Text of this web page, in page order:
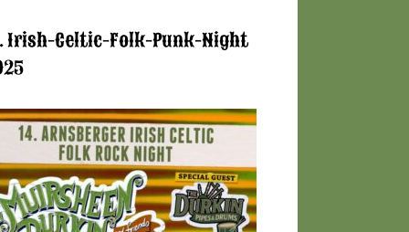
Irish-Celtic-Folk-Punk-Night